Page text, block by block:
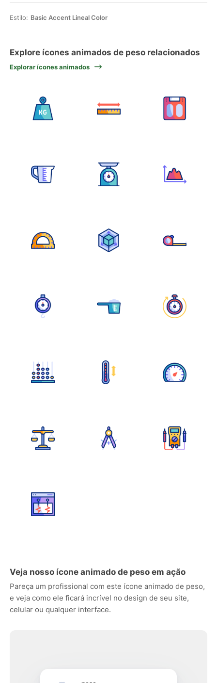
Estilo: Basic Accent Lineal Color
Explore ícones animados de peso relacionados
Explorar ícones animados
Veja nosso ícone animado de peso em ação
Pareça um profissional com este ícone animado de peso,
e veja como ele ficará incrível no design de seu site,
celular ou qualquer interface.